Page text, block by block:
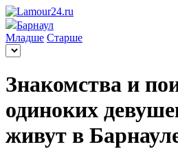
Барнаул
Младше Старше
Знакомства и
одиноких
живут в